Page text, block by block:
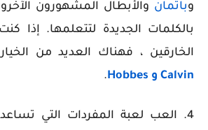
وباتمان والأبطال المشهورون
بالكلمات الجديدة لتتعلمها. إذا
الخارقين ، فهناك العديد من
Calvin و Hobbes
.
4. العب لعبة المفردات التي